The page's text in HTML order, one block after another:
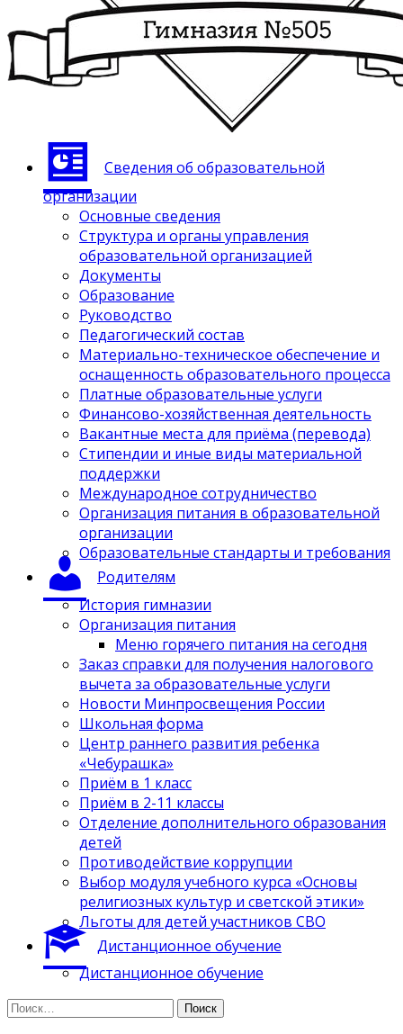
Сведения об образовательной
организации
Основные сведения
Структура и органы управления
образовательной организацией
Документы
Образование
Руководство
Педагогический состав
Материально-техническое обеспечение и
оснащенность образовательного процесса
Платные образовательные услуги
Финансово-хозяйственная деятельность
Вакантные места для приёма (перевода)
Стипендии и иные виды материальной
поддержки
Международное сотрудничество
Организация питания в образовательной
организации
Образовательные стандарты и требования
Родителям
История гимназии
Организация питания
Меню горячего питания на сегодня
Заказ справки для получения налогового
вычета за образовательные услуги
Новости Минпросвещения России
Школьная форма
Центр раннего развития ребенка
«Чебурашка»
Приём в 1 класс
Приём в 2-11 классы
Отделение дополнительного образования
детей
Противодействие коррупции
Выбор модуля учебного курса «Основы
религиозных культур и светской этики»
Льготы для детей участников СВО
Дистанционное обучение
Дистанционное обучение
Найти: